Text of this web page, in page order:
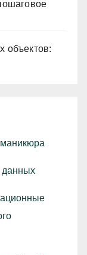
объектов:
данных